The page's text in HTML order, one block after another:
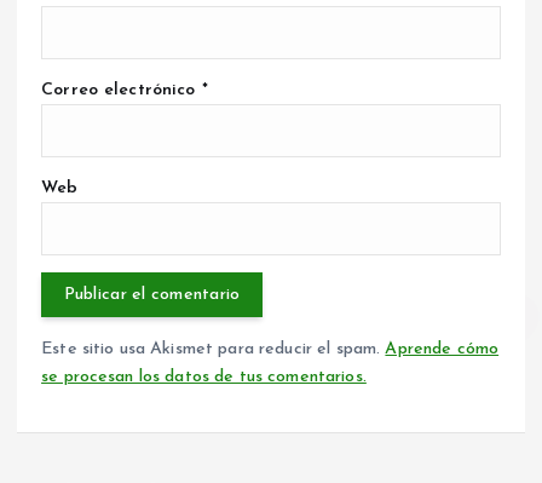
Correo electrónico *
Web
Este sitio usa Akismet para reducir el spam.Aprende cómo
se procesan los datos de tus comentarios.